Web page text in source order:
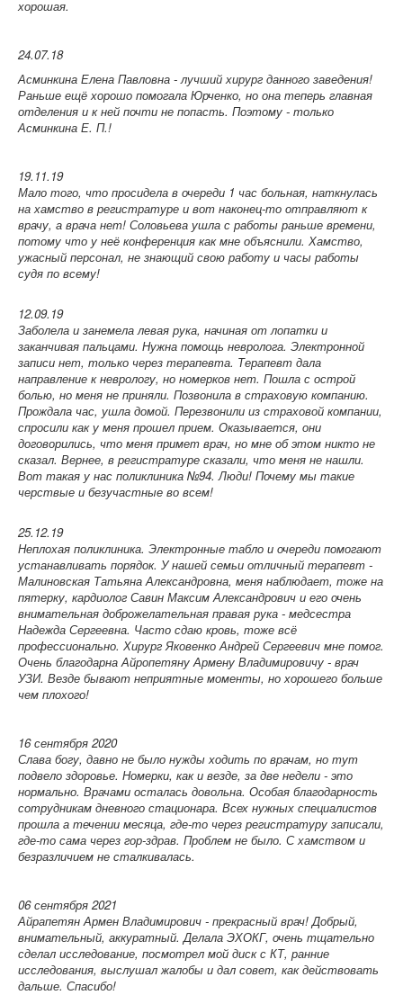
хорошая.
24.07.18
Асминкина Елена Павловна - лучший хирург данного заведения!
Раньше ещё хорошо помогала Юрченко, но она теперь главная
отделения и к ней почти не попасть. Поэтому - только
Асминкина Е. П.!
19.11.19
Мало того, что просидела в очереди 1 час больная, наткнулась
на хамство в регистратуре и вот наконец-то отправляют к
врачу, а врача нет! Соловьева ушла с работы раньше времени,
потому что у неё конференция как мне объяснили. Хамство,
ужасный персонал, не знающий свою работу и часы работы
судя по всему!
12.09.19
Заболела и занемела левая рука, начиная от лопатки и
заканчивая пальцами. Нужна помощь невролога. Электронной
записи нет, только через терапевта. Терапевт дала
направление к неврологу, но номерков нет. Пошла с острой
болью, но меня не приняли. Позвонила в страховую компанию.
Прождала час, ушла домой. Перезвонили из страховой компании,
спросили как у меня прошел прием. Оказывается, они
договорились, что меня примет врач, но мне об этом никто не
сказал. Вернее, в регистратуре сказали, что меня не нашли.
Вот такая у нас поликлиника №94. Люди! Почему мы такие
черствые и безучастные во всем!
25.12.19
Неплохая поликлиника. Электронные табло и очереди помогают
устанавливать порядок. У нашей семьи отличный терапевт -
Малиновская Татьяна Александровна, меня наблюдает, тоже на
пятерку, кардиолог Савин Максим Александрович и его очень
внимательная доброжелательная правая рука - медсестра
Надежда Сергеевна. Часто сдаю кровь, тоже всё
профессионально. Хирург Яковенко Андрей Сергеевич мне помог.
Очень благодарна Айропетяну Армену Владимировичу - врач
УЗИ. Везде бывают неприятные моменты, но хорошего больше
чем плохого!
16 сентября 2020
Слава богу, давно не было нужды ходить по врачам, но тут
подвело здоровье. Номерки, как и везде, за две недели - это
нормально. Врачами осталась довольна. Особая благодарность
сотрудникам дневного стационара. Всех нужных специалистов
прошла а течении месяца, где-то через регистратуру записали,
где-то сама через гор-здрав. Проблем не было. С хамством и
безразличием не сталкивалась.
06 сентября 2021
Айрапетян Армен Владимирович - прекрасный врач! Добрый,
внимательный, аккуратный. Делала ЭХОКГ, очень тщательно
сделал исследование, посмотрел мой диск с КТ, ранние
исследования, выслушал жалобы и дал совет, как действовать
дальше. Спасибо!